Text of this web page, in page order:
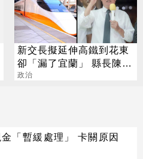
新交長擬延伸高鐵到花東
卻「漏了宜蘭」 縣長陳金
德怒回應
政治
「暫緩處理」 卡關原因